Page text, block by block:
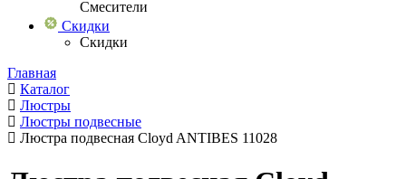
Смесители
Скидки
Скидки
Главная
Каталог
Люстры
Люстры подвесные
Люстра подвесная Cloyd ANTIBES 11028